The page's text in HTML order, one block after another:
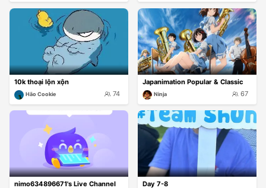
10k thoại lộn xộn
Hão Cookie 74
Japanimation Popular & Classic
Ninja 67
nimo634896671's Live Channel Day 7-8